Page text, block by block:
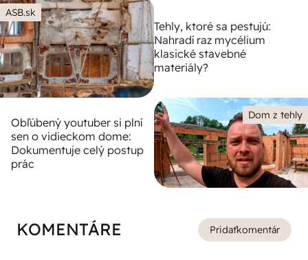
ASB.sk
Tehly, ktoré sa pestujú:
Nahradí raz mycélium
klasické stavebné
materiály?
Dom z tehly
Obľúbený youtuber si plní
sen o vidieckom dome:
Dokumentuje celý postup
prác
KOMENTÁRE Pridaťkomentár